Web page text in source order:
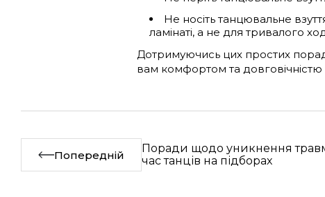
Не носіть танцювальне
ламінаті, а не для тривалого
Дотримуючись цих простих
вам комфортом та довговічністю
Попередній
Поради щодо уникнення
час танців на підборах